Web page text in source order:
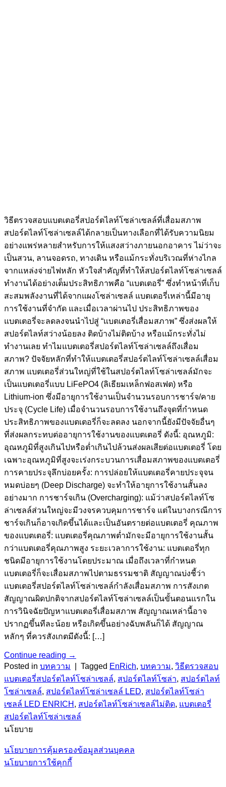
วิธีตรวจสอบแบตเตอรี่สปอร์ตไลท์โซล่าเซลล์ที่เสื่อมสภาพ
สปอร์ตไลท์โซล่าเซลล์ได้กลายเป็นทางเลือกที่ได้รับความนิยม
อย่างแพร่หลายสำหรับการให้แสงสว่างภายนอกอาคาร ไม่ว่าจะ
เป็นสวน, ลานจอดรถ, ทางเดิน หรือแม้กระทั่งบริเวณที่ห่างไกล
จากแหล่งจ่ายไฟหลัก หัวใจสำคัญที่ทำให้สปอร์ตไลท์โซล่าเซลล์
ทำงานได้อย่างเต็มประสิทธิภาพคือ “แบตเตอรี่” ซึ่งทำหน้าที่เก็บ
สะสมพลังงานที่ได้จากแผงโซล่าเซลล์ แบตเตอรี่เหล่านี้มีอายุ
การใช้งานที่จำกัด และเมื่อเวลาผ่านไป ประสิทธิภาพของ
แบตเตอรี่จะลดลงจนนำไปสู่ “แบตเตอรี่เสื่อมสภาพ” ซึ่งส่งผลให้
สปอร์ตไลท์สว่างน้อยลง ติดบ้างไม่ติดบ้าง หรือแม้กระทั่งไม่
ทำงานเลย ทำไมแบตเตอรี่สปอร์ตไลท์โซล่าเซลล์ถึงเสื่อม
สภาพ? ปัจจัยหลักที่ทำให้แบตเตอรี่สปอร์ตไลท์โซล่าเซลล์เสื่อม
สภาพ แบตเตอรี่ส่วนใหญ่ที่ใช้ในสปอร์ตไลท์โซล่าเซลล์มักจะ
เป็นแบตเตอรี่แบบ LiFePO4 (ลิเธียมเหล็กฟอสเฟต) หรือ
Lithium-ion ซึ่งมีอายุการใช้งานเป็นจำนวนรอบการชาร์จ/คาย
ประจุ (Cycle Life) เมื่อจำนวนรอบการใช้งานถึงจุดที่กำหนด
ประสิทธิภาพของแบตเตอรี่ก็จะลดลง นอกจากนี้ยังมีปัจจัยอื่นๆ
ที่ส่งผลกระทบต่ออายุการใช้งานของแบตเตอรี่ ดังนี้: อุณหภูมิ:
อุณหภูมิที่สูงเกินไปหรือต่ำเกินไปล้วนส่งผลเสียต่อแบตเตอรี่ โดย
เฉพาะอุณหภูมิที่สูงจะเร่งกระบวนการเสื่อมสภาพของแบตเตอรี่
การคายประจุลึกบ่อยครั้ง: การปล่อยให้แบตเตอรี่คายประจุจน
หมดบ่อยๆ (Deep Discharge) จะทำให้อายุการใช้งานสั้นลง
อย่างมาก การชาร์จเกิน (Overcharging): แม้ว่าสปอร์ตไลท์โซ
ล่าเซลล์ส่วนใหญ่จะมีวงจรควบคุมการชาร์จ แต่ในบางกรณีการ
ชาร์จเกินก็อาจเกิดขึ้นได้และเป็นอันตรายต่อแบตเตอรี่ คุณภาพ
ของแบตเตอรี่: แบตเตอรี่คุณภาพต่ำมักจะมีอายุการใช้งานสั้น
กว่าแบตเตอรี่คุณภาพสูง ระยะเวลาการใช้งาน: แบตเตอรี่ทุก
ชนิดมีอายุการใช้งานโดยประมาณ เมื่อถึงเวลาที่กำหนด
แบตเตอรี่ก็จะเสื่อมสภาพไปตามธรรมชาติ สัญญาณบ่งชี้ว่า
แบตเตอรี่สปอร์ตไลท์โซล่าเซลล์กำลังเสื่อมสภาพ การสังเกต
สัญญาณผิดปกติจากสปอร์ตไลท์โซล่าเซลล์เป็นขั้นตอนแรกใน
การวินิจฉัยปัญหาแบตเตอรี่เสื่อมสภาพ สัญญาณเหล่านี้อาจ
ปรากฏขึ้นทีละน้อย หรือเกิดขึ้นอย่างฉับพลันก็ได้ สัญญาณ
หลักๆ ที่ควรสังเกตมีดังนี้: […]
Continue reading →
Posted in บทความ Tagged EnRich, บทความ, วิธีตรวจสอบ
แบตเตอรี่สปอร์ตไลท์โซล่าเซลล์, สปอร์ตไลท์โซล่า, สปอร์ตไลท์
โซล่าเซลล์, สปอร์ตไลท์โซล่าเซลล์ LED, สปอร์ตไลท์โซล่า
เซลล์ LED ENRICH , สปอร์ตไลท์โซล่าเซลล์ไม่ติด, แบตเตอรี่
สปอร์ตไลท์โซล่าเซลล์
นโยบาย
นโยบายการคุ้มครองข้อมูลส่วนบุคคล
นโยบายการใช้คุกกี้